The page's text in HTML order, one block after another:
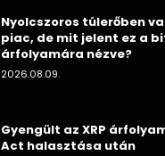
Nyolcszoros túlerőben
piac, de mit jelent ez a
árfolyamára nézve?
2026.08.09.
Gyengült az XRP
Act halasztása után